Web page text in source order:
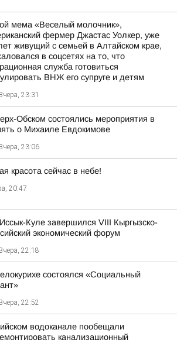
мема «Веселый молочник»,
фермер Джастас Уолкер, уже
живущий с семьей в Алтайском крае,
в соцсетях на то, что
служба готовиться
ВНЖ его супруге и детям
Вчера, 23:31
Обском состоялись мероприятия в
о Михаиле Евдокимове
Вчера, 23:06
красота сейчас в небе!
20:47
Куле завершился VIII Кыргызско-
экономический форум
Вчера, 22:18
состоялся «Социальный
Вчера, 22:52
водоканале пообещали
канализационный